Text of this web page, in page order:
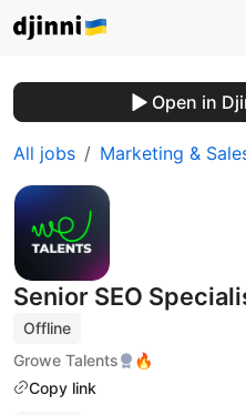
Open in
All jobs Marketing &
Senior SEO
Offline
Growe Talents
🔥
Copy link